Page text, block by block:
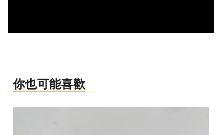
你也可能喜歡